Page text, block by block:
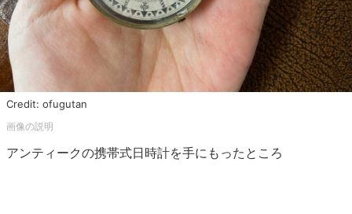
Credit: ofugutan
アンティークの携帯式日時計を手にもったところ